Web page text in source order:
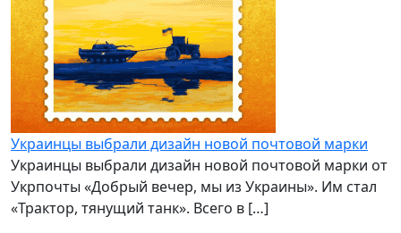
Украинцы выбрали дизайн новой почтовой марки
Украинцы выбрали дизайн новой почтовой марки от
Укрпочты «Добрый вечер, мы из Украины». Им стал
«Трактор, тянущий танк». Всего в […]